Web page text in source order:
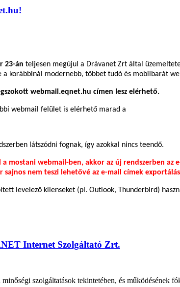
23-án teljesen megújul a Drávanet Zrt által
a korábbinál modernebb, többet tudó és mobilbarát
webmail.eqnet.hu címen lesz elérhető.
webmail felület is elérhető marad a
látszódni fognak, így azokkal nincs teendő.
a mostani webmail-ben, akkor az új rendszerben az
sajnos nem teszi lehetővé az e-mail címek
levelező klienseket (pl. Outlook, Thunderbird)
Internet Szolgáltató Zrt.
szolgáltatások tekintetében, és működésének